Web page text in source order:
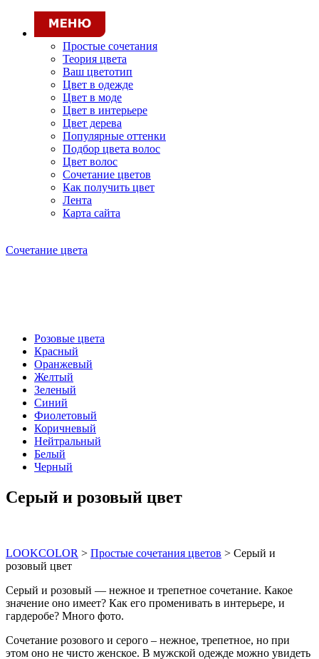
Простые сочетания
Теория цвета
Ваш цветотип
Цвет в одежде
Цвет в моде
Цвет в интерьере
Цвет дерева
Популярные оттенки
Подбор цвета волос
Цвет волос
Сочетание цветов
Как получить цвет
Лента
Карта сайта
Сочетание цвета
Розовые цвета
Красный
Оранжевый
Желтый
Зеленый
Синий
Фиолетовый
Коричневый
Нейтральный
Белый
Черный
Серый и розовый цвет
LOOKCOLOR > Простые сочетания цветов > Серый и
розовый цвет
Серый и розовый — нежное и трепетное сочетание. Какое
значение оно имеет? Как его променивать в интерьере, и
гардеробе? Много фото.
Сочетание розового и серого – нежное, трепетное, но при
этом оно не чисто женское. В мужской одежде можно увидеть